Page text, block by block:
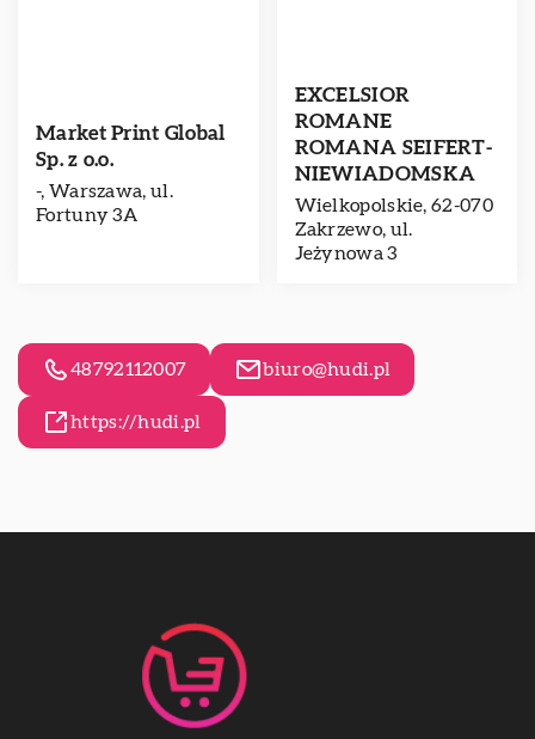
Market Print Global
Sp. z o.o.
-, Warszawa, ul.
Fortuny 3A
EXCELSIOR
ROMANE
ROMANA SEIFERT-
NIEWIADOMSKA
Wielkopolskie, 62-070
Zakrzewo, ul.
Jeżynowa 3
48792112007 biuro@hudi.pl
https://hudi.pl